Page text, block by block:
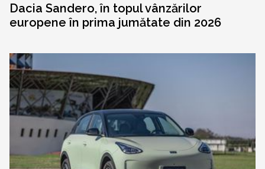
Dacia Sandero, în topul vânzărilor
europene în prima jumătate din 2026